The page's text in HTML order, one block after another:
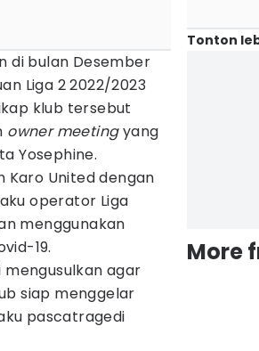
di bulan Desember
Liga 2 2022/2023
klub tersebut
owner meetingyang
Yosephine.
United dengan
operator Liga
menggunakan
19.
agar
siap menggelar
pascatragedi
Tonton
More